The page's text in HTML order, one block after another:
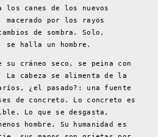
los canes de los nuevos
por los rayos
de sombra. Solo,
halla un hombre.
su cráneo seco, se peina con
cabeza se alimenta de la
¿el pasado?: una fuente
de concreto. Lo concreto es
Lo que se desgasta,
hombre. Su humanidad es